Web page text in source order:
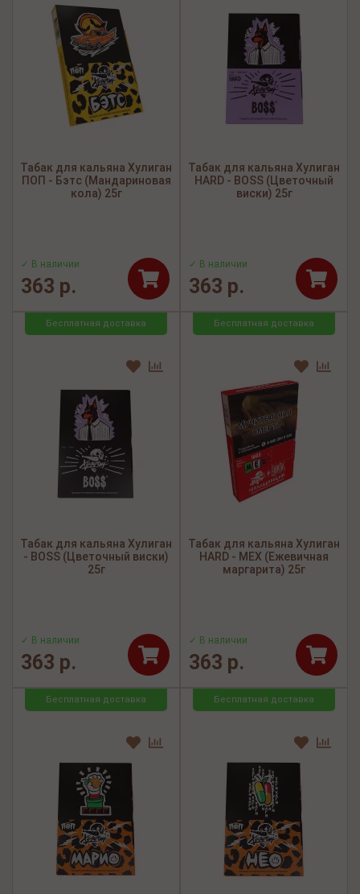
Табак для кальяна Хулиган
ПОП - Бэтс (Мандариновая
кола) 25г
✓ В наличии
363 р.
Табак для кальяна Хулиган
HARD - BOSS (Цветочный
виски) 25г
✓ В наличии
363 р.
Бесплатная доставка
Табак для кальяна Хулиган
- BOSS (Цветочный виски)
25г
✓ В наличии
363 р.
Бесплатная доставка
Табак для кальяна Хулиган
HARD - MEX (Ежевичная
маргарита) 25г
✓ В наличии
363 р.
Бесплатная доставка Бесплатная доставка